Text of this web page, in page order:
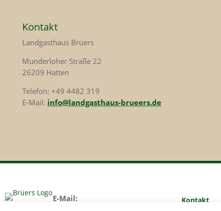
Kontakt
Landgasthaus Brüers
Munderloher Straße 22
26209 Hatten
Telefon: +49 4482 319
E-Mail: info@landgasthaus-brueers.de
E-Mail:
Kontakt